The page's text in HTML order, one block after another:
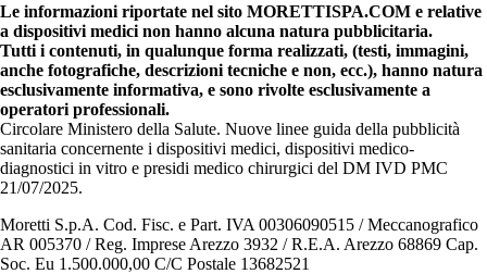
Le informazioni riportate nel sito MORETTISPA.COM e relative
a dispositivi medici non hanno alcuna natura pubblicitaria.
Tutti i contenuti, in qualunque forma realizzati, (testi, immagini,
anche fotografiche, descrizioni tecniche e non, ecc.), hanno natura
esclusivamente informativa, e sono rivolte esclusivamente a
operatori professionali.
Circolare Ministero della Salute. Nuove linee guida della pubblicità
sanitaria concernente i dispositivi medici, dispositivi medico-
diagnostici in vitro e presidi medico chirurgici del DM IVD PMC
21/07/2025.
Moretti S.p.A. Cod. Fisc. e Part. IVA 00306090515 / Meccanografico
AR 005370 / Reg. Imprese Arezzo 3932 / R.E.A. Arezzo 68869 Cap.
Soc. Eu 1.500.000,00 C/C Postale 13682521